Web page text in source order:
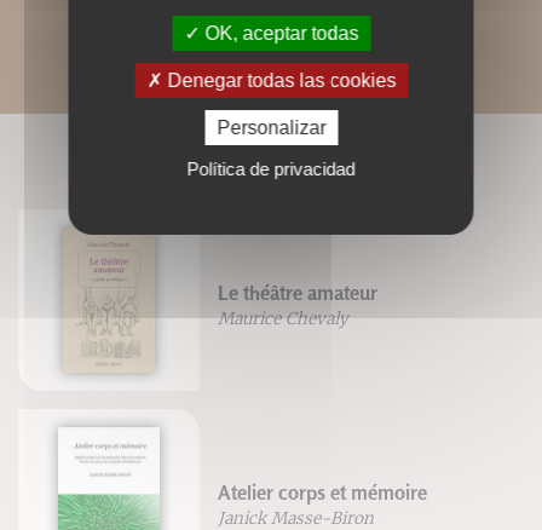
LIVRES ASSOCIÉS
Le théâtre amateur
Maurice Chevaly
Atelier corps et mémoire
Janick Masse-Biron
OK, aceptar todas
Denegar todas las cookies
Personalizar
Política de privacidad